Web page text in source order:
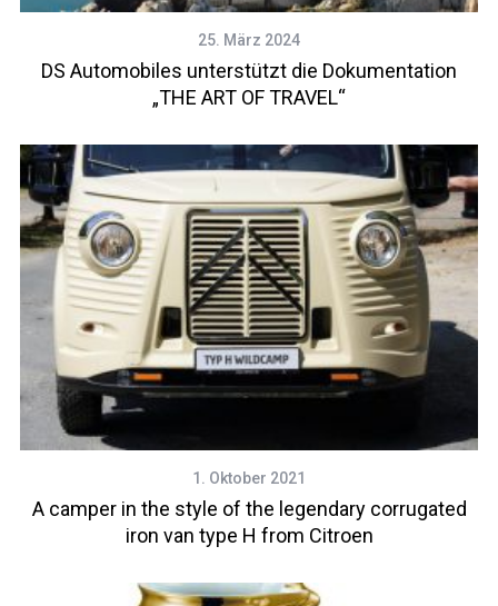
25. März 2024
DS Automobiles unterstützt die Dokumentation
„THE ART OF TRAVEL“
1. Oktober 2021
A camper in the style of the legendary corrugated
iron van type H from Citroen